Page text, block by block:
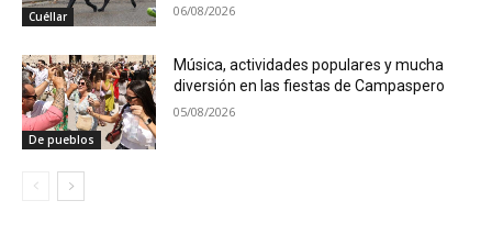
Cuéllar 06/08/2026
De pueblos
Música, actividades populares y mucha
diversión en las fiestas de Campaspero
05/08/2026